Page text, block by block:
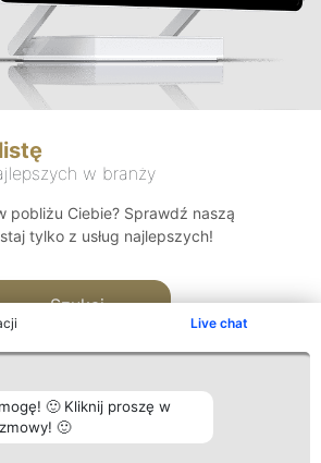
Live chat
🙂 Kliknij proszę w
🙂
w branży
pobliżu Ciebie? Sprawdź naszą
tylko z usług najlepszych!
Szukaj